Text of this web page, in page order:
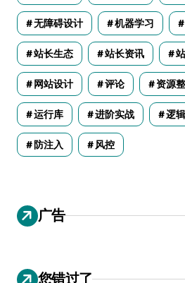
无障碍设计 机器学习
站长生态 站长资讯
网站设计 评论 资源
运行库 进阶实战 逻辑
防注入 风控
广告
您错过了